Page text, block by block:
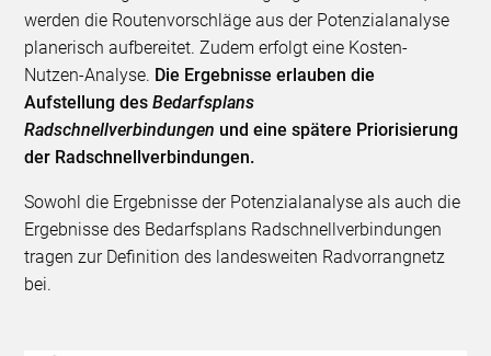
werden die Routenvorschläge aus der Potenzialanalyse
planerisch aufbereitet. Zudem erfolgt eine Kosten-
Nutzen-Analyse. Die Ergebnisse erlauben die
Aufstellung desBedarfsplans
Radschnellverbindungen und eine spätere Priorisierung
der Radschnellverbindungen.
Sowohl die Ergebnisse der Potenzialanalyse als auch die
Ergebnisse des Bedarfsplans Radschnellverbindungen
tragen zur Definition des landesweiten Radvorrangnetz
bei.